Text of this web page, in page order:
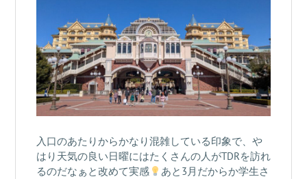
入口のあたりからかなり混雑している印象で、や
はり天気の良い日曜にはたくさんの人がTDRを訪れ
るのだなぁと改めて実感
あと3月だからか学生さ